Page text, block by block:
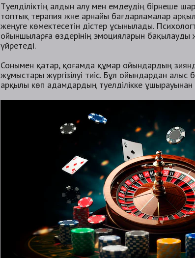
Тәуелділіктің алдын алу мен емдеудің бірнеше
топтық терапия және арнайы бағдарламалар
жеңуге көмектесетін әдістер ұсынылады.
ойыншыларға өздерінің эмоцияларын
үйретеді.
Сонымен қатар, қоғамда құмар ойындардың
жұмыстары жүргізілуі тиіс. Бұл ойындардан
арқылы көп адамдардың тәуелділікке